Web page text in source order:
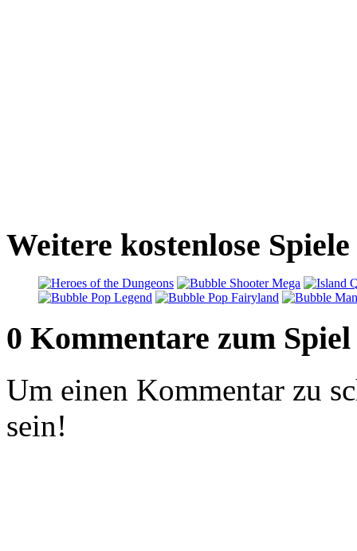
Weitere kostenlose
0 Kommentare zum Spiel
Um einen Kommentar zu
sein!